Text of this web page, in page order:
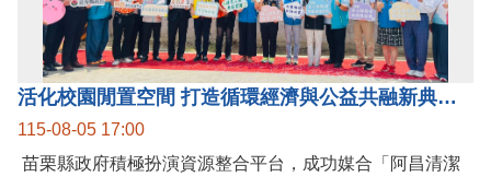
活化校園閒置空間 打造循環經濟與公益共融新典範 阿昌清潔庇護工場 跨界合作 共好聚落
115-08-05 17:00
苗栗縣政府積極扮演資源整合平台，成功媒合「阿昌清潔